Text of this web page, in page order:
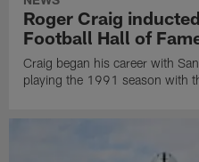
Roger Craig
Football Hall of
Craig began his career with
playing the 1991 season with